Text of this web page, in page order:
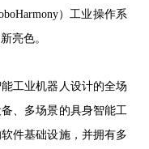
）工业操作系
亮色。
工业机器人设计的全场
、多场景的具身智能工
件基础设施，并拥有多